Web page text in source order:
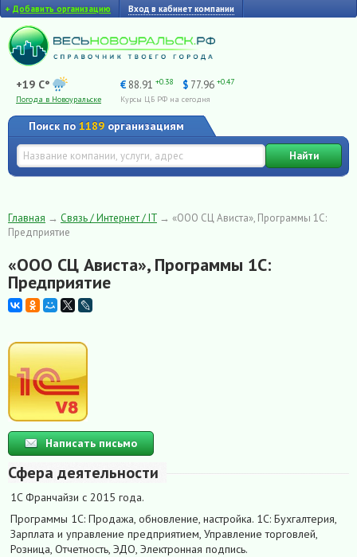
+ Добавить организацию Вход в кабинет компании
+19 C°
Погода в Новоуральске
€ 88.91 +0.38 $ 77.96 +0.47
Курсы ЦБ РФ на сегодня
Поиск по 1189 организациям
Найти
Главная → Связь / Интернет / IT → «ООО СЦ Ависта», Программы 1С:
Предприятие
«ООО СЦ Ависта», Программы 1С:
Предприятие
Написать письмо
Сфера деятельности
1C Франчайзи с 2015 года.
Программы 1С: Продажа, обновление, настройка. 1С: Бухгалтерия,
Зарплата и управление предприятием, Управление торговлей,
Розница, Отчетность, ЭДО, Электронная подпись.